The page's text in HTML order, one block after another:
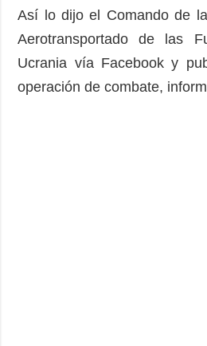
Así lo dijo el Comando de
Aerotransportado de las
Ucrania vía Facebook y
operación de combate,